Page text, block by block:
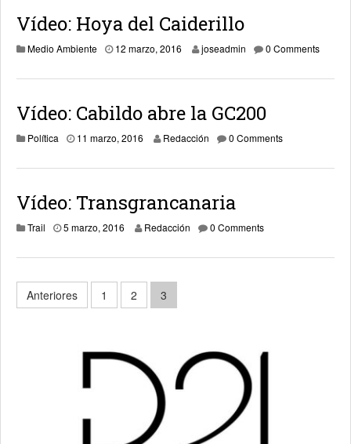
Vídeo: Hoya del Caiderillo
Medio Ambiente 12 marzo, 2016 13 marzo, 2016
joseadmin 0 Comments
Vídeo: Cabildo abre la GC200
Política 11 marzo, 2016 13 marzo, 2016
Redacción 0 Comments
Vídeo: Transgrancanaria
Trail 5 marzo, 2016 13 marzo, 2016
Redacción 0 Comments
Paginación
entradas
Anteriores 1 2 3